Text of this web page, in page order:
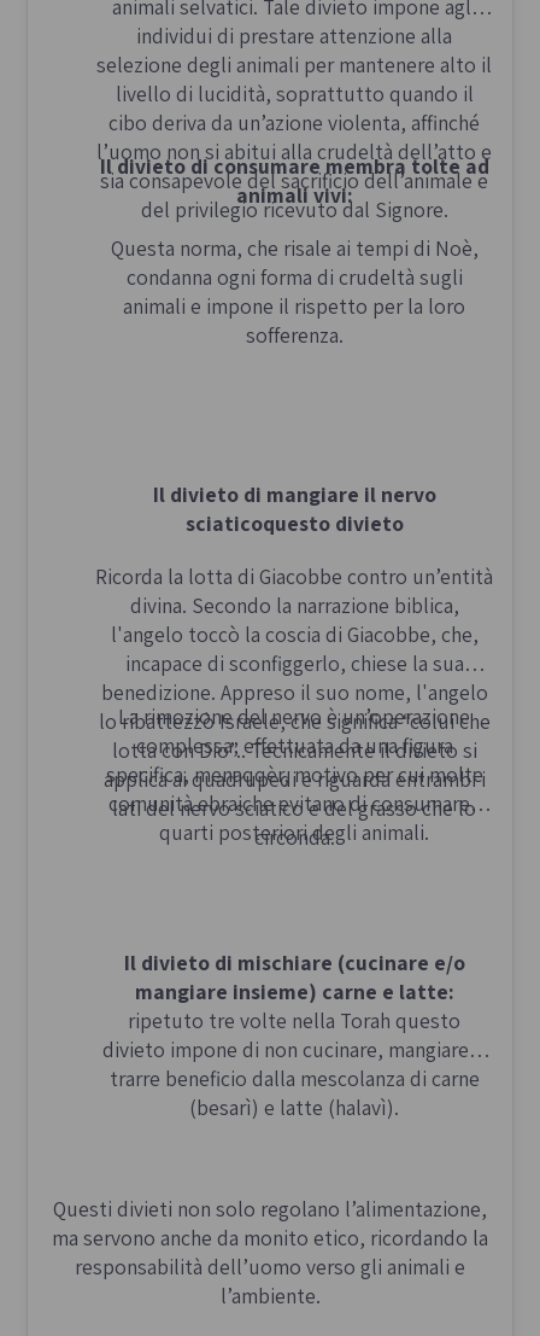
animali selvatici. Tale divieto impone agli
individui di prestare attenzione alla
selezione degli animali per mantenere alto il
livello di lucidità, soprattutto quando il
cibo deriva da un’azione violenta, affinché
l’uomo non si abitui alla crudeltà dell’atto e
sia consapevole del sacrificio dell’animale e
del privilegio ricevuto dal Signore.
Il divieto di consumare membra tolte ad
animali vivi:
Questa norma, che risale ai tempi di Noè,
condanna ogni forma di crudeltà sugli
animali e impone il rispetto per la loro
sofferenza.
Il divieto di mangiare il nervo
sciaticoquesto divieto
Ricorda la lotta di Giacobbe contro un’entità
divina. Secondo la narrazione biblica,
l'angelo toccò la coscia di Giacobbe, che,
incapace di sconfiggerlo, chiese la sua
benedizione. Appreso il suo nome, l'angelo
lo ribattezzò Israele, che significa “colui che
lotta con Dio”.. Tecnicamente il divieto si
applica ai quadrupedi e riguarda entrambi i
lati del nervo sciatico e del grasso che lo
circonda.
La rimozione del nervo è un’operazione
complessa, effettuata da una figura
specifica, menaqqèr, motivo per cui molte
comunità ebraiche evitano di consumare i
quarti posteriori degli animali.
Il divieto di mischiare (cucinare e/o
mangiare insieme) carne e latte:
ripetuto tre volte nella Torah questo
divieto impone di non cucinare, mangiare o
trarre beneficio dalla mescolanza di carne
(besarì) e latte (halavì).
Questi divieti non solo regolano l’alimentazione,
ma servono anche da monito etico, ricordando la
responsabilità dell’uomo verso gli animali e
l’ambiente.